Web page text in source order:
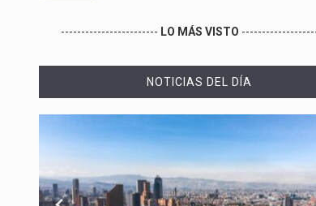
------------------------ LO MÁS VISTO
NOTICIAS DEL DÍA